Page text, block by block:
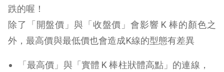
跌的喔！
除了「開盤價」與「收盤價」會影響 K 棒的顏色之
外，最高價與最低價也會造成K線的型態有差異
「最高價」與「實體 K 棒柱狀體高點」的連線，